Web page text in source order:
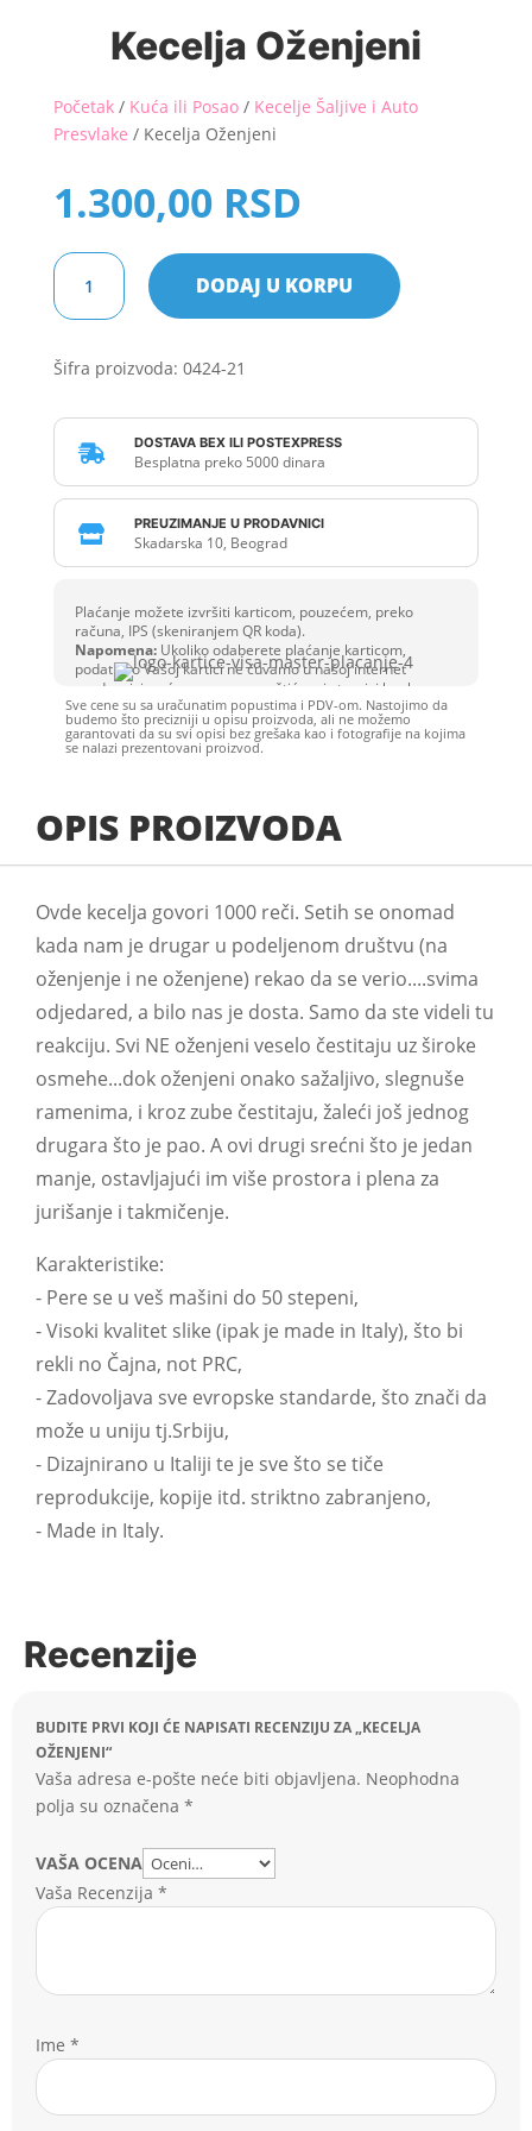
Kecelja Oženjeni
Početak/ Kuća ili Posao/ Kecelje Šaljive i Auto
Presvlake / Kecelja Oženjeni
1.300,00 RSD
Kecelja
Oženjeni
količina
DODAJ U KORPU
Šifra proizvoda: 0424-21
 DOSTAVA BEX ILI POSTEXPRESS
Besplatna preko 5000 dinara
 PREUZIMANJE U PRODAVNICI
Skadarska 10, Beograd
Plaćanje možete izvršiti karticom, pouzećem, preko
računa, IPS (skeniranjem QR koda).
Napomena:Ukoliko odaberete plaćanje karticom,
podatke o Vašoj kartici ne čuvamo u našoj internet
prodavnici, već se unose na zaštićenoj stranici banke.
Sve cene su sa uračunatim popustima i PDV-om. Nastojimo da
budemo što precizniji u opisu proizvoda, ali ne možemo
garantovati da su svi opisi bez grešaka kao i fotografije na kojima
se nalazi prezentovani proizvod.
OPIS PROIZVODA
Ovde kecelja govori 1000 reči. Setih se onomad
kada nam je drugar u podeljenom društvu (na
oženjenje i ne oženjene) rekao da se verio....svima
odjedared, a bilo nas je dosta. Samo da ste videli tu
reakciju. Svi NE oženjeni veselo čestitaju uz široke
osmehe...dok oženjeni onako sažaljivo, slegnuše
ramenima, i kroz zube čestitaju, žaleći još jednog
drugara što je pao. A ovi drugi srećni što je jedan
manje, ostavljajući im više prostora i plena za
jurišanje i takmičenje.
Karakteristike:
- Pere se u veš mašini do 50 stepeni,
- Visoki kvalitet slike (ipak je made in Italy), što bi
rekli no Čajna, not PRC,
- Zadovoljava sve evropske standarde, što znači da
može u uniju tj.Srbiju,
- Dizajnirano u Italiji te je sve što se tiče
reprodukcije, kopije itd. striktno zabranjeno,
- Made in Italy.
Recenzije
BUDITE PRVI KOJI ĆE NAPISATI RECENZIJU ZA „KECELJA
OŽENJENI“
Vaša adresa e-pošte neće biti objavljena. Neophodna
polja su označena *
VAŠA OCENA
Vaša Recenzija *
Ime *